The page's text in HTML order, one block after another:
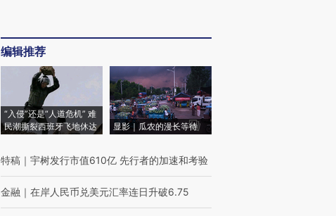
编辑推荐
“入侵”还是“人道危机” 难
民潮撕裂西班牙飞地休达
显影｜瓜农的漫长等待
特稿 ｜ 宇树发行市值610亿 先行者的加速和考验
金融 ｜ 在岸人民币兑美元汇率连日升破6.75